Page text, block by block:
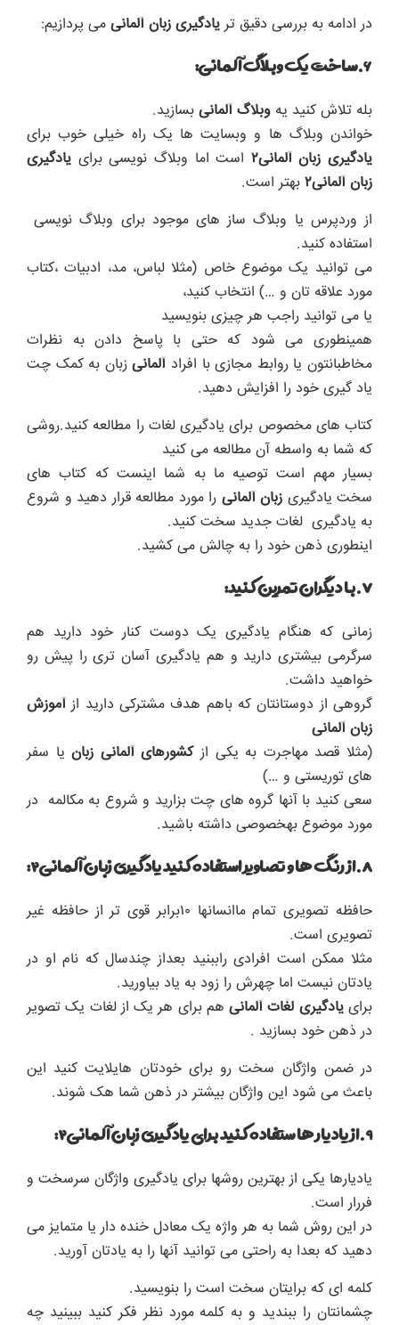
در ادامه به بررسی دقیق تریادگیری زبان آلمانی می پردازیم:
۶.ساخت یک وبلاگ آلمانی:
بله تلاش کنید یه وبلاگ آلمانی بسازید.
خواندن وبلاگ ها و وبسایت ها یک راه خیلی خوب برای
یادگیری زبان آلمانی۲
است اما وبلاگ نویسی برای یادگیری
زبان آلمانی۲ بهتر است.
از وردپرس یا وبلاگ ساز های موجود برای وبلاگ نویسی
استفاده کنید.
می توانید یک موضوع خاص (مثلا لباس، مد، ادبیات ،کتاب
مورد علاقه تان و …) انتخاب کنید،
یا می توانید راجب هر چیزی بنویسید
همینطوری می شود که حتی با پاسخ دادن به نظرات
مخاطبانتون یا روابط مجازیبا افراد آلمانیزبان به کمک چت
یاد گیری خود را افزایش دهید.
کتاب های مخصوص برای یادگیری لغات را مطالعه کنید.روشی
که شما به واسطه آن مطالعه می کنید
بسیار مهم است توصیه ما به شما اینست که کتاب های
سخت یادگیری زبان آلمانی را مورد مطالعه قرار دهید و شروع
به یادگیری لغات جدید سخت کنید.
اینطوری ذهن خود را به چالش می کشید.
۷.با دیگران تمرین کنید:
زمانی که هنگام یادگیری یک دوست کنار خود دارید هم
سرگرمی بیشتری دارید و هم یادگیری آسان تری را پیش رو
خواهید داشت.
گروهی از دوستانتان که باهم هدف مشترکی دارید از آموزش
زبان آلمانی
(مثلا قصد مهاجرت به یکی ازکشورهای آلمانی زبانیا سفر
های توریستی و …)
سعی کنید با آنها گروه های چت بزارید و شروع به مکالمه در
مورد موضوع بهخصوصی داشته باشید.
۸.از رنگ ها و تصاویر استفاده کنید یادگیری زبان آلمانی۲:
حافظه تصویری تمام ماانسانها ۱۰برابر قوی تر از حافظه غیر
تصویری است.
مثلا ممکن است افرادی راببنید بعداز چندسال که نام او در
یادتان نیست اما چهرش را زود به یاد بیاورید.
براییادگیری لغات آلمانیهم برای هر یک از لغات یک تصویر
در ذهن خود بسازید .
در ضمن واژگان سخت رو برای خودتان هایلایت کنید این
باعث می شود این واژگان بیشتر در ذهن شما هک شوند.
۹.از یادیار ها ستفاده کنید برای یادگیری زبان آلمانی۲:
یادیارها یکی از بهترین روشها برای یادگیری واژگان سرسخت و
فررار است.
در این روش شما به هر واژه یک معادل خنده دار یا متمایز می
دهید که بعدا به راحتی می توانید آنها را به یادتان آورید.
کلمه ای که برایتان سخت است را بنویسید.
چشمانتان را ببندید و به کلمه مورد نظر فکر کنید ببینید چه